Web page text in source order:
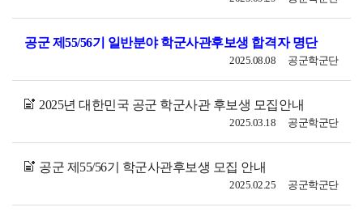
공군 제55/56기 일반분야 학군사관후보생 합격자 명단
공군학군단
2025.08.08
2025년 대한민국 공군 학군사관 후보생 모집안내
공군학군단
2025.03.18
공군 제55/56기 학군사관후보생 모집 안내
공군학군단
2025.02.25